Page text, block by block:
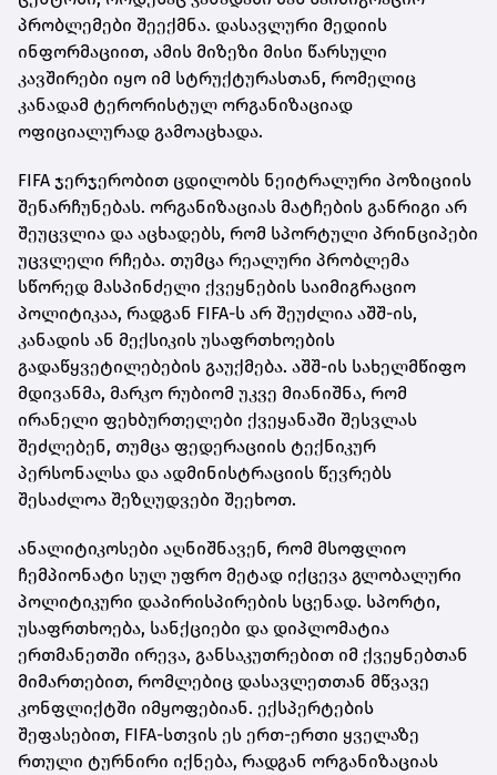
პრობლემები შეექმნა. დასავლური მედიის
ინფორმაციით, ამის მიზეზი მისი წარსული
კავშირები იყო იმ სტრუქტურასთან, რომელიც
კანადამ ტერორისტულ ორგანიზაციად
ოფიციალურად გამოაცხადა.
FIFA ჯერჯერობით ცდილობს ნეიტრალური პოზიციის
შენარჩუნებას. ორგანიზაციას მატჩების განრიგი არ
შეუცვლია და აცხადებს, რომ სპორტული პრინციპები
უცვლელი რჩება. თუმცა რეალური პრობლემა
სწორედ მასპინძელი ქვეყნების საიმიგრაციო
პოლიტიკაა, რადგან FIFA-ს არ შეუძლია აშშ-ის,
კანადის ან მექსიკის უსაფრთხოების
გადაწყვეტილებების გაუქმება. აშშ-ის სახელმწიფო
მდივანმა, მარკო რუბიომ უკვე მიანიშნა, რომ
ირანელი ფეხბურთელები ქვეყანაში შესვლას
შეძლებენ, თუმცა ფედერაციის ტექნიკურ
პერსონალსა და ადმინისტრაციის წევრებს
შესაძლოა შეზღუდვები შეეხოთ.
ანალიტიკოსები აღნიშნავენ, რომ მსოფლიო
ჩემპიონატი სულ უფრო მეტად იქცევა გლობალური
პოლიტიკური დაპირისპირების სცენად. სპორტი,
უსაფრთხოება, სანქციები და დიპლომატია
ერთმანეთში ირევა, განსაკუთრებით იმ ქვეყნებთან
მიმართებით, რომლებიც დასავლეთთან მწვავე
კონფლიქტში იმყოფებიან. ექსპერტების
შეფასებით, FIFA-სთვის ეს ერთ-ერთი ყველაზე
რთული ტურნირი იქნება, რადგან ორგანიზაციას